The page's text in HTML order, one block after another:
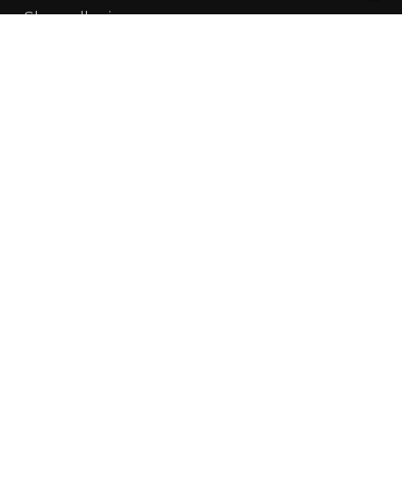
Shop all wine